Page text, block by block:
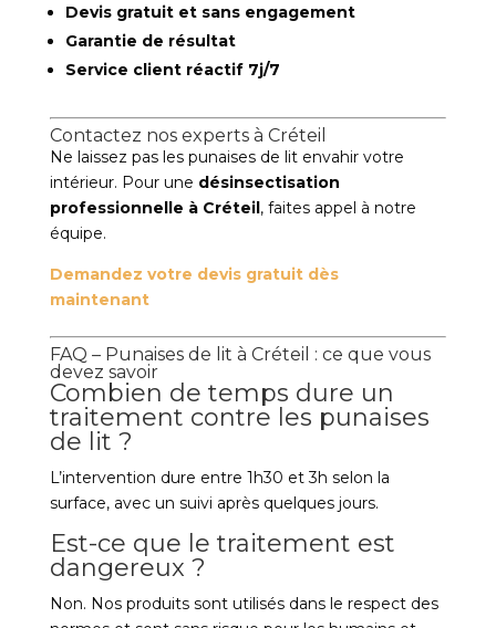
Devis gratuit et sans engagement
Garantie de résultat
Service client réactif 7j/7
Contactez nos experts à Créteil
Ne laissez pas les punaises de lit envahir votre
intérieur. Pour une désinsectisation
professionnelle à Créteil, faites appel à notre
équipe.
Demandez votre devis gratuit dès
maintenant
FAQ – Punaises de lit à Créteil : ce que vous
devez savoir
Combien de temps dure un
traitement contre les punaises
de lit ?
L’intervention dure entre 1h30 et 3h selon la
surface, avec un suivi après quelques jours.
Est-ce que le traitement est
dangereux ?
Non. Nos produits sont utilisés dans le respect des